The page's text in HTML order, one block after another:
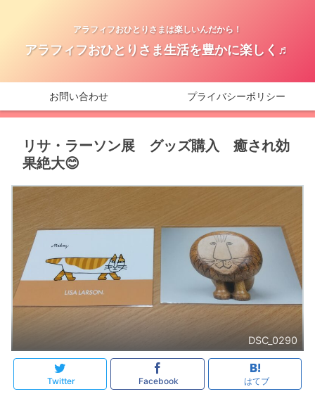
アラフィフおひとりさまは楽しいんだから！
アラフィフおひとりさま生活を豊かに楽しく♬
お問い合わせ プライバシーポリシー
リサ・ラーソン展 グッズ購入 癒され効
果絶大😊
DSC_0290
Twitter Facebook はてブ